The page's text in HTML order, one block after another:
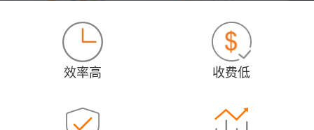
效率高 收费低